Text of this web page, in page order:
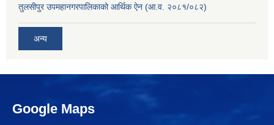
तुलसीपुर उपमहानगरपालिकाको आर्थिक ऐन (आ.व. २०८१/०८२)
अन्य
Google Maps